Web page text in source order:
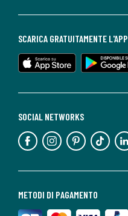
METODI DI PAGAMENTO
SOCIAL NETWORKS
SCARICA GRATUITAMENTE L'APP